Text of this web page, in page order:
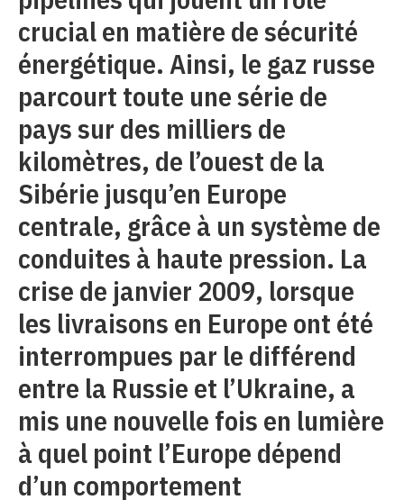
crucial en matière de sécurité
énergétique. Ainsi, le gaz russe
parcourt toute une série de
pays sur des milliers de
kilomètres, de l’ouest de la
Sibérie jusqu’en Europe
centrale, grâce à un système de
conduites à haute pression. La
crise de janvier 2009, lorsque
les livraisons en Europe ont été
interrompues par le différend
entre la Russie et l’Ukraine, a
mis une nouvelle fois en lumière
à quel point l’Europe dépend
d’un comportement